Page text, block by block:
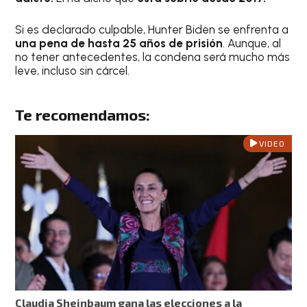
Si es declarado culpable, Hunter Biden se enfrenta a
una pena de hasta 25 años de prisión. Aunque, al
no tener antecedentes, la condena será mucho más
leve, incluso sin cárcel.
Te recomendamos:
VIDEO
Claudia Sheinbaum gana las elecciones a la